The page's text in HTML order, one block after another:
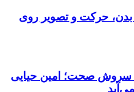
بدن، حرکت و تصویر روی
سروش صحت؛ امین حیایی